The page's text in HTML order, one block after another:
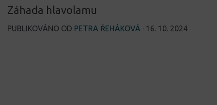
Záhada hlavolamu
PUBLIKOVÁNO OD PETRA ŘEHÁKOVÁ · 16. 10. 2024